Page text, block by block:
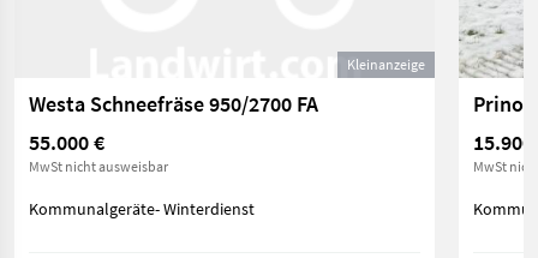
Kleinanzeige
Westa Schneefräse 950/2700 FA
55.000 €
MwSt nicht ausweisbar
Kommunalgeräte- Winterdienst
15.900
MwSt